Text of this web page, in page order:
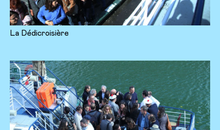
La Dédicroisière